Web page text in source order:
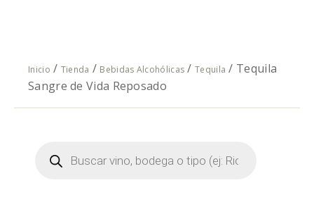
Inicio / Tienda / Bebidas Alcohólicas /Tequila / Tequila
Sangre de Vida Reposado
Búsqueda